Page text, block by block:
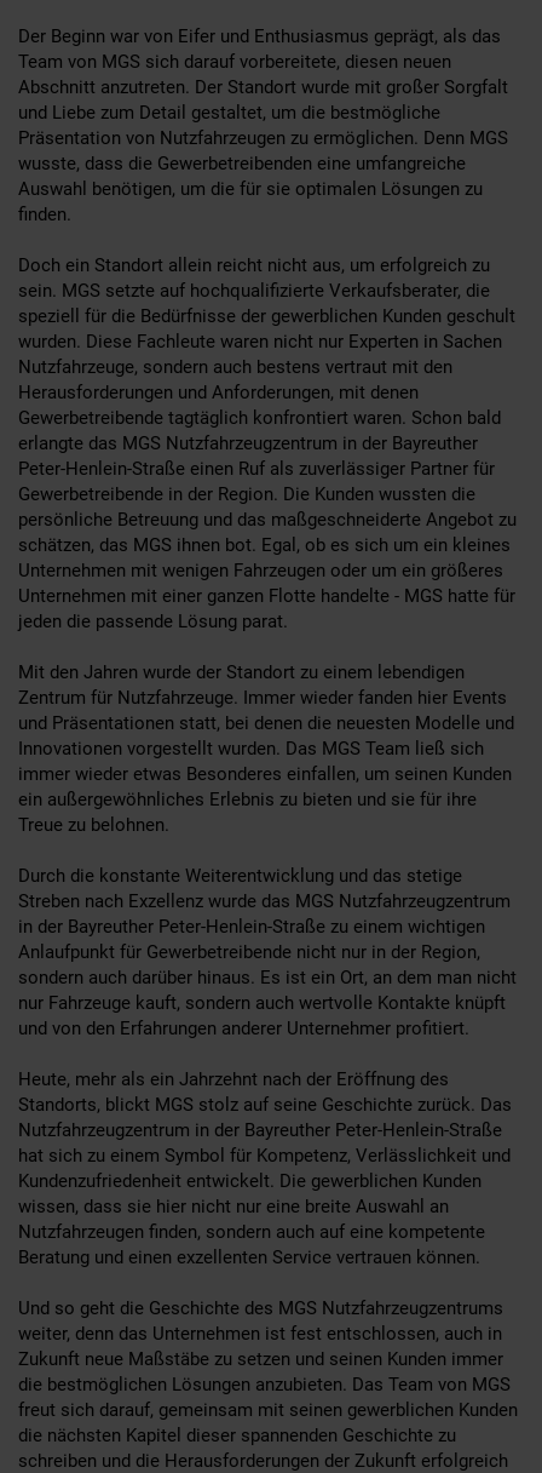
Der Beginn war von Eifer und Enthusiasmus geprägt, als das
Team von MGS sich darauf vorbereitete, diesen neuen
Abschnitt anzutreten. Der Standort wurde mit großer Sorgfalt
und Liebe zum Detail gestaltet, um die bestmögliche
Präsentation von Nutzfahrzeugen zu ermöglichen. Denn MGS
wusste, dass die Gewerbetreibenden eine umfangreiche
Auswahl benötigen, um die für sie optimalen Lösungen zu
finden.
Doch ein Standort allein reicht nicht aus, um erfolgreich zu
sein. MGS setzte auf hochqualifizierte Verkaufsberater, die
speziell für die Bedürfnisse der gewerblichen Kunden geschult
wurden. Diese Fachleute waren nicht nur Experten in Sachen
Nutzfahrzeuge, sondern auch bestens vertraut mit den
Herausforderungen und Anforderungen, mit denen
Gewerbetreibende tagtäglich konfrontiert waren. Schon bald
erlangte das MGS Nutzfahrzeugzentrum in der Bayreuther
Peter-Henlein-Straße einen Ruf als zuverlässiger Partner für
Gewerbetreibende in der Region. Die Kunden wussten die
persönliche Betreuung und das maßgeschneiderte Angebot zu
schätzen, das MGS ihnen bot. Egal, ob es sich um ein kleines
Unternehmen mit wenigen Fahrzeugen oder um ein größeres
Unternehmen mit einer ganzen Flotte handelte - MGS hatte für
jeden die passende Lösung parat.
Mit den Jahren wurde der Standort zu einem lebendigen
Zentrum für Nutzfahrzeuge. Immer wieder fanden hier Events
und Präsentationen statt, bei denen die neuesten Modelle und
Innovationen vorgestellt wurden. Das MGS Team ließ sich
immer wieder etwas Besonderes einfallen, um seinen Kunden
ein außergewöhnliches Erlebnis zu bieten und sie für ihre
Treue zu belohnen.
Durch die konstante Weiterentwicklung und das stetige
Streben nach Exzellenz wurde das MGS Nutzfahrzeugzentrum
in der Bayreuther Peter-Henlein-Straße zu einem wichtigen
Anlaufpunkt für Gewerbetreibende nicht nur in der Region,
sondern auch darüber hinaus. Es ist ein Ort, an dem man nicht
nur Fahrzeuge kauft, sondern auch wertvolle Kontakte knüpft
und von den Erfahrungen anderer Unternehmer profitiert.
Heute, mehr als ein Jahrzehnt nach der Eröffnung des
Standorts, blickt MGS stolz auf seine Geschichte zurück. Das
Nutzfahrzeugzentrum in der Bayreuther Peter-Henlein-Straße
hat sich zu einem Symbol für Kompetenz, Verlässlichkeit und
Kundenzufriedenheit entwickelt. Die gewerblichen Kunden
wissen, dass sie hier nicht nur eine breite Auswahl an
Nutzfahrzeugen finden, sondern auch auf eine kompetente
Beratung und einen exzellenten Service vertrauen können.
Und so geht die Geschichte des MGS Nutzfahrzeugzentrums
weiter, denn das Unternehmen ist fest entschlossen, auch in
Zukunft neue Maßstäbe zu setzen und seinen Kunden immer
die bestmöglichen Lösungen anzubieten. Das Team von MGS
freut sich darauf, gemeinsam mit seinen gewerblichen Kunden
die nächsten Kapitel dieser spannenden Geschichte zu
schreiben und die Herausforderungen der Zukunft erfolgreich